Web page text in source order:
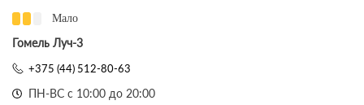
Мало
Гомель Луч-3
+375 (44) 512-80-63
ПН-ВС с 10:00 до 20:00